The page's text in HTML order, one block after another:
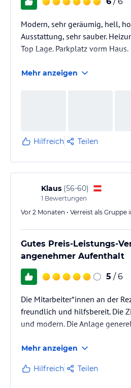
Modern, sehr geräumig, hell,
Ausstattung, sehr sauber.
Top Lage. Parkplatz vorm Haus.
Mehr anzeigen
Hilfreich Teilen
Klaus (56-60)
1 Bewertungen
Vor 2 Monaten • Verreist als Gruppe
Gutes Preis-Leistungs-
angenehmer Aufenthalt
5 / 6
Die Mitarbeiter*innen an der
freundlich und hilfsbereit. Die
und modern. Die Anlage
Mehr anzeigen
Hilfreich Teilen